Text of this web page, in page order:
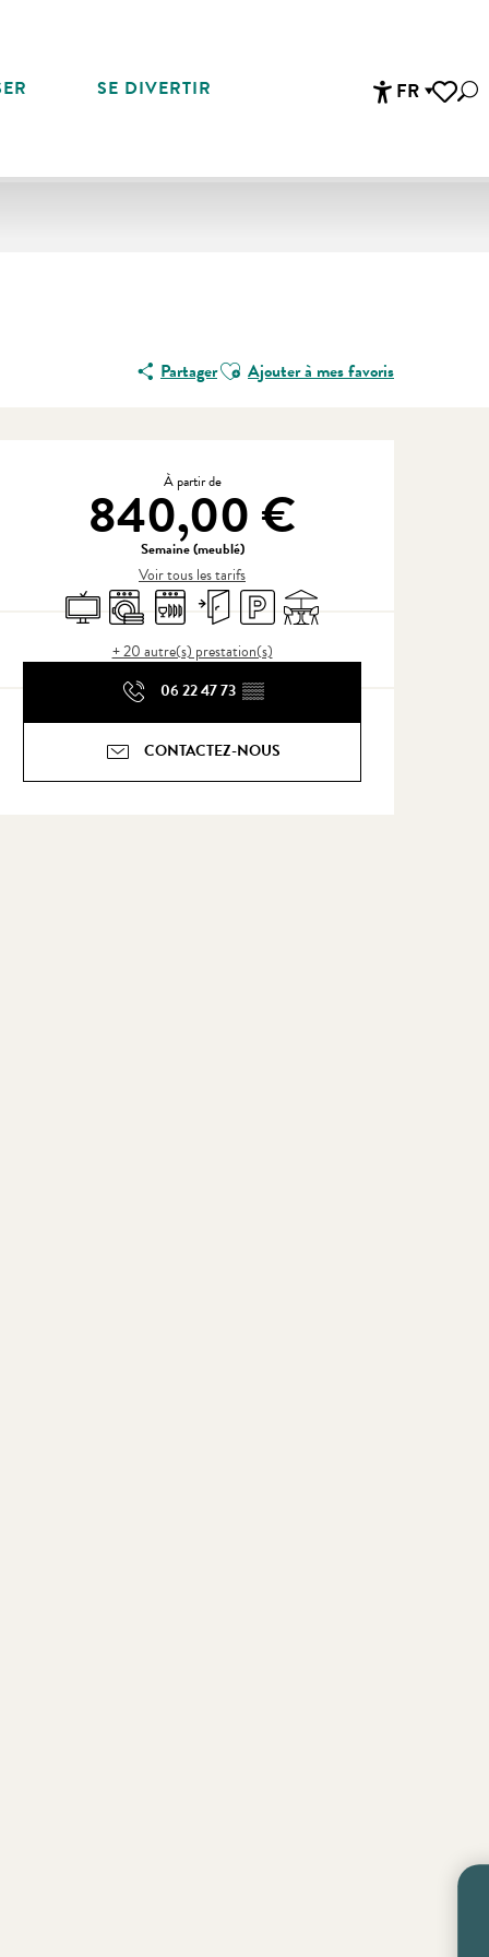
FR
SE DIVERTIR
PartagerAjouter aux favoris
Ajouter à mes favoris
Ouverture et coordonnées
À partir de
840,00 €
Semaine (meublé)
Voir tous les tarifs
TélévisionLave lingeLave vaisselleEntrée indépendante
ParkingTerrasse
+ 20 autre(s) prestation(s)
06 22 47 73 ▒▒
CONTACTEZ-NOUS